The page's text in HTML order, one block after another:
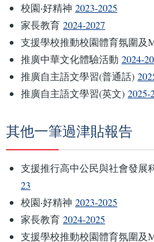
校園‧好精神 2023-2025
家長教育 2024-2027
支援學校推動校園體育氛圍及
推廣中華文化體驗活動 2024-
推廣自主語文學習(普通話)
推廣自主語文學習(英文) 2025-
其他一筆過津貼報告
支援推行高中公民與社會發展
23
校園‧好精神 2023-2025
家長教育 2024-2025
支援學校推動校園體育氛圍及